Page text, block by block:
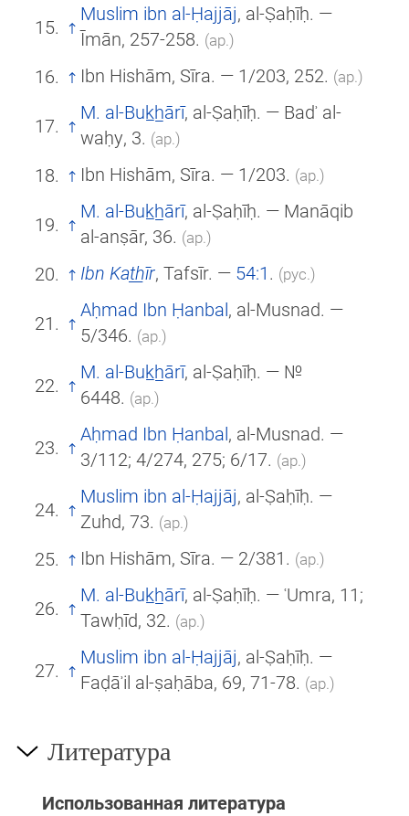
Muslim ibn al-Ḥajjāj, al-Ṣaḥīḥ. —
Īmān, 257-258. (ар.)
Ibn Hishām, Sīra. — 1/203, 252. (ар.)
M. al-Buk̲h̲ārī, al-Ṣaḥīḥ. — Badʾ al-
waḥy, 3. (ар.)
Ibn Hishām, Sīra. — 1/203. (ар.)
M. al-Buk̲h̲ārī, al-Ṣaḥīḥ. — Manāqib
al-anṣār, 36. (ар.)
Ibn Kat̲h̲īr, Tafsīr. — 54:1. (рус.)
Aḥmad Ibn Ḥanbal, al-Musnad. —
5/346. (ар.)
M. al-Buk̲h̲ārī, al-Ṣaḥīḥ. — №
6448. (ар.)
Aḥmad Ibn Ḥanbal, al-Musnad. —
3/112; 4/274, 275; 6/17. (ар.)
Muslim ibn al-Ḥajjāj, al-Ṣaḥīḥ. —
Zuhd, 73. (ар.)
Ibn Hishām, Sīra. — 2/381. (ар.)
M. al-Buk̲h̲ārī, al-Ṣaḥīḥ. — ʿUmra, 11;
Tawḥīd, 32. (ар.)
Muslim ibn al-Ḥajjāj, al-Ṣaḥīḥ. —
Faḍāʾil al-ṣaḥāba, 69, 71-78. (ар.)
Литература
Использованная литература